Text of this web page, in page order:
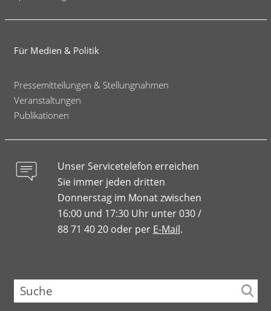
Für Medien & Politik
Pressemitteilungen & Stellungnahmen
Veranstaltungen
Publikationen
Unser Servicetelefon erreichen
Sie immer jeden dritten
Donnerstag im Monat zwischen
16:00 und 17:30 Uhr unter 030 /
88 71 40 20 oder per E-Mail.
Suche